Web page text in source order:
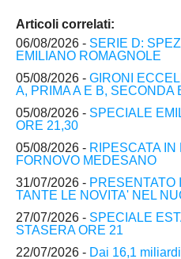
Articoli correlati:
06/08/2026 - SERIE D:
EMILIANO ROMAGNOLE
05/08/2026 - GIRONI
A, PRIMA A E B, SECONDA
05/08/2026 - SPECIALE
ORE 21,30
05/08/2026 - RIPESCATA
FORNOVO MEDESANO
31/07/2026 - PRESENTATO
TANTE LE NOVITA' NEL
27/07/2026 - SPECIALE
STASERA ORE 21
22/07/2026 - Dai 16,1